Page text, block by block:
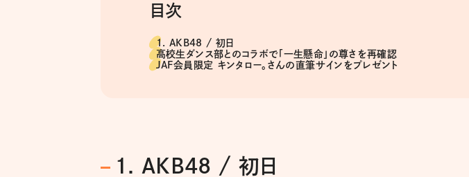
目次
1. AKB48 / 初日
高校生ダンス部とのコラボで「一生懸命」の尊さを再確認
JAF会員限定 キンタロー。さんの直筆サインをプレゼント
1. AKB48 / 初日